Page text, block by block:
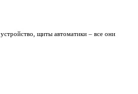
щиты автоматики – все они